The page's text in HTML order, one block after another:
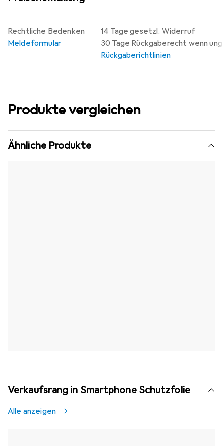
14 Tage gesetzl. Widerruf
30 Tage Rückgaberecht wenn
Rückgaberichtlinien
Rechtliche Bedenken
Meldeformular
Produkte vergleichen
Ähnliche Produkte
Verkaufsrang in Smartphone Schutzfolie
Alle anzeigen